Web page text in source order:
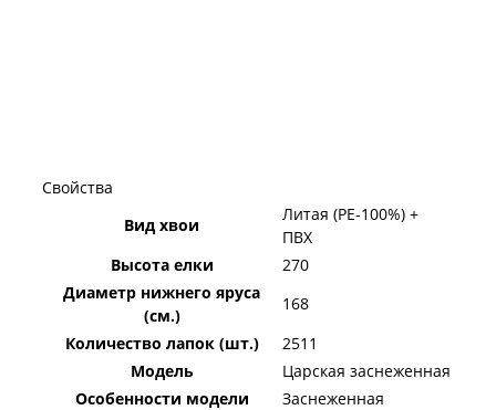
Свойства
Вид хвои
Литая (PE-100%) +
ПВХ
Высота елки
270
Диаметр нижнего яруса
(см.)
168
Количество лапок (шт.)
2511
Модель
Царская заснеженная
Особенности модели
Заснеженная